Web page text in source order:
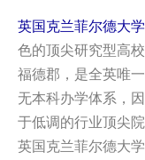
英国克兰菲尔德大
色的顶尖研究型高
福德郡，是全英唯
无本科办学体系，
于低调的行业顶尖
英国‌克兰菲尔德大‌